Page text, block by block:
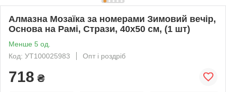
Алмазна Мозаїка за номерами Зимовий вечір,
Основа на Рамі, Стрази, 40х50 см, (1 шт)
Менше 5 од.
Код: УТ100025983
Опт і роздріб
718 ₴